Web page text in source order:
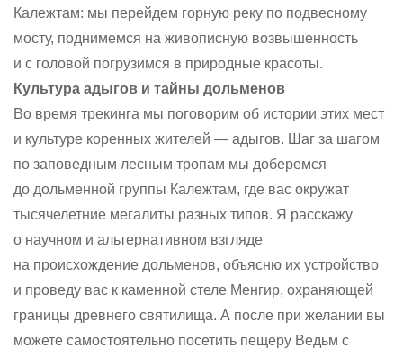
Калежтам: мы перейдем горную реку по подвесному
мосту, поднимемся на живописную возвышенность
и с головой погрузимся в природные красоты.
Культура адыгов и тайны дольменов
Во время трекинга мы поговорим об истории этих мест
и культуре коренных жителей — адыгов. Шаг за шагом
по заповедным лесным тропам мы доберемся
до дольменной группы Калежтам, где вас окружат
тысячелетние мегалиты разных типов. Я расскажу
о научном и альтернативном взгляде
на происхождение дольменов, объясню их устройство
и проведу вас к каменной стеле Менгир, охраняющей
границы древнего святилища. А после при желании вы
можете самостоятельно посетить пещеру Ведьм с